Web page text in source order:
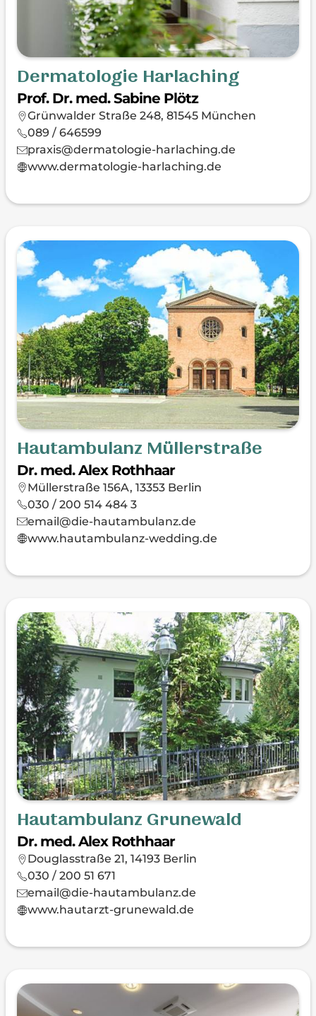
Dermatologie Harlaching
Prof. Dr. med. Sabine Plötz
Grünwalder Straße 248, 81545 München
089 / 646599
praxis@dermatologie-harlaching.de
www.dermatologie-harlaching.de
Hautambulanz Müllerstraße
Dr. med. Alex Rothhaar
Müllerstraße 156A, 13353 Berlin
030 / 200 514 484 3
email@die-hautambulanz.de
www.hautambulanz-wedding.de
Hautambulanz Grunewald
Dr. med. Alex Rothhaar
Douglasstraße 21, 14193 Berlin
030 / 200 51 671
email@die-hautambulanz.de
www.hautarzt-grunewald.de